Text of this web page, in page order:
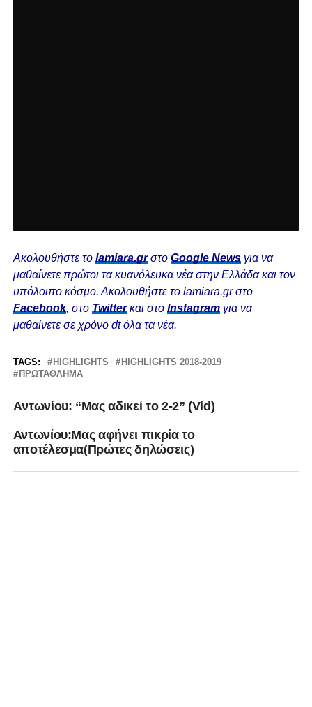
Ακολουθήστε το lamiara.grστο Google Newsγια να
μαθαίνετε πρώτοι τα κυανόλευκα νέα στην Ελλάδα και τον
υπόλοιπο κόσμο. Ακολουθήστε το lamiara.gr στο
Facebook, στο Twitterκαι στο Instagram για να
μαθαίνετε σε χρόνο dt όλα τα νέα.
TAGS: HIGHLIGHTS
HIGHLIGHTS 2018-2019
ΠΡΩΤΆΘΛΗΜΑ
Aντωνίου: “Μας αδικεί το 2-2” (Vid)
Αντωνίου:Μας αφήνει πικρία το
αποτέλεσμα(Πρώτες δηλώσεις)